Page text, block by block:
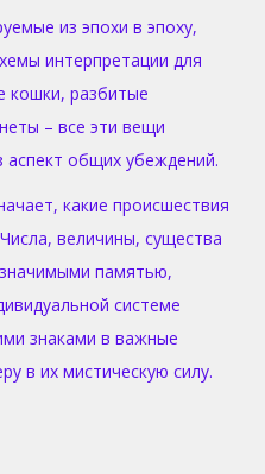
из эпохи в эпоху,
интерпретации для
кошки, разбитые
– все эти вещи
общих убеждений.
какие происшествия
величины, существа
памятью,
системе
знаками в важные
в их мистическую силу.